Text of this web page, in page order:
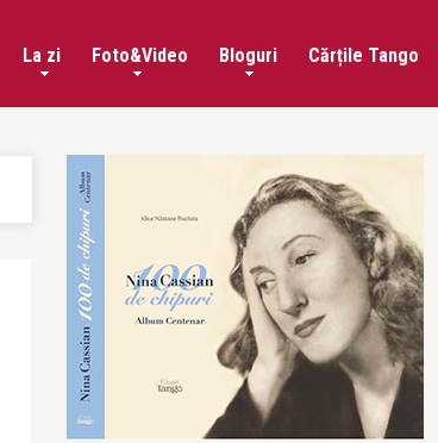
La zi Foto&Video Bloguri Cărțile Tango